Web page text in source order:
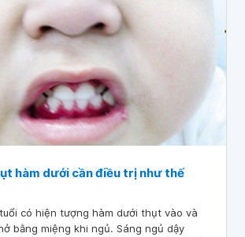
hàm dưới cần điều trị như thế
có hiện tượng hàm dưới thụt vào và
bằng miệng khi ngủ. Sáng ngủ dậy